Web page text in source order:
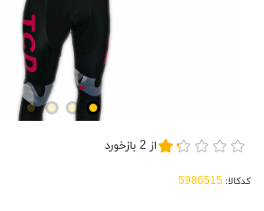
از 2 بازخورد
کدکالا: